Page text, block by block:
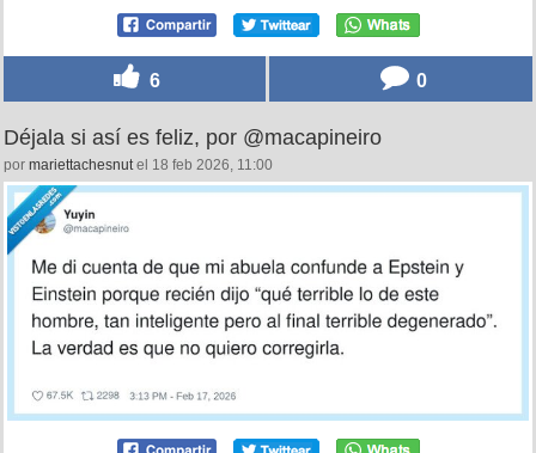
6 0
Déjala si así es feliz, por @macapineiro
por mariettachesnutel 18 feb 2026, 11:00